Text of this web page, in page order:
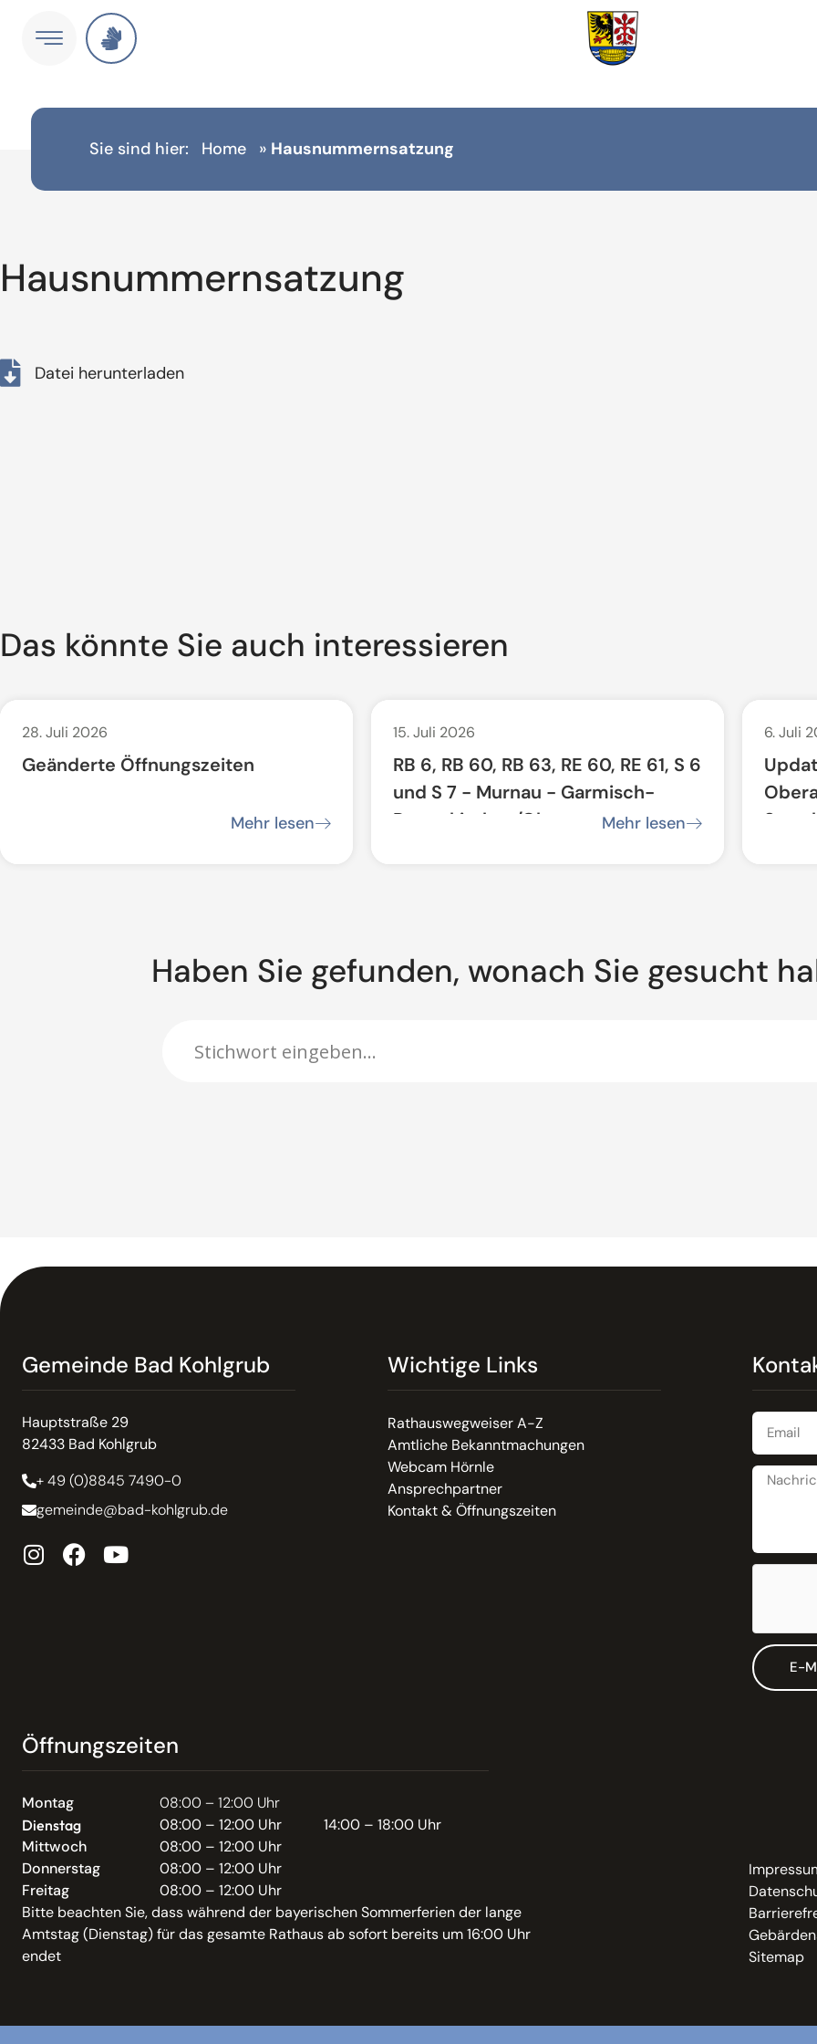
Sie sind hier: Home » Hausnummernsatzung
Hausnummernsatzung
Datei herunterladen
Das könnte Sie auch interessieren
28. Juli 2026
Geänderte Öffnungszeiten
Mehr lesen
15. Juli 2026
RB 6, RB 60, RB 63, RE 60, RE 61, S 6
und S 7 - Murnau - Garmisch-
Partenkirchen/Oberammergau:
Mehr lesen
6. Juli
Haben Sie gefunden, wonach Sie gesucht
Gemeinde Bad Kohlgrub
Hauptstraße 29
82433 Bad Kohlgrub
+ 49 (0)8845 7490-0
gemeinde@bad-kohlgrub.de
Wichtige Links
Rathauswegweiser A-Z
Amtliche Bekanntmachungen
Webcam Hörnle
Ansprechpartner
Kontakt & Öffnungszeiten
E-
Öffnungszeiten
Montag 08:00 – 12:00 Uhr
Dienstag 08:00 – 12:00 Uhr
14:00 – 18:00 Uhr
Mittwoch
08:00 – 12:00 Uhr
Donnerstag
08:00 – 12:00 Uhr
Freitag
08:00 – 12:00 Uhr
Bitte beachten Sie, dass während der bayerischen Sommerferien der lange
Amtstag (Dienstag) für das gesamte Rathaus ab sofort bereits um 16:00 Uhr
endet
Sitemap